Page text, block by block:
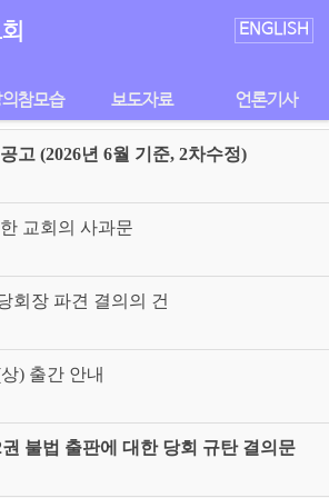
ENGLISH
참모습 보도자료 언론기사
고 (2026년 6월 기준, 2차수정)
교회의 사과문
회장 파견 결의의 건
) 출간 안내
불법 출판에 대한 당회 규탄 결의문